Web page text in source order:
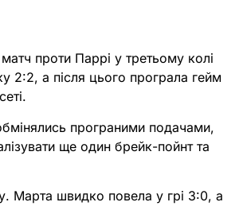
проти Паррі у третьому колі
2:2, а після цього програла гейм
обмінялись програними подачами,
ще один брейк-пойнт та
Марта швидко повела у грі 3:0, а